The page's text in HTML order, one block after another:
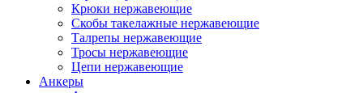
Крюки нержавеющие
Скобы такелажные нержавеющие
Талрепы нержавеющие
Тросы нержавеющие
Цепи нержавеющие
Анкеры